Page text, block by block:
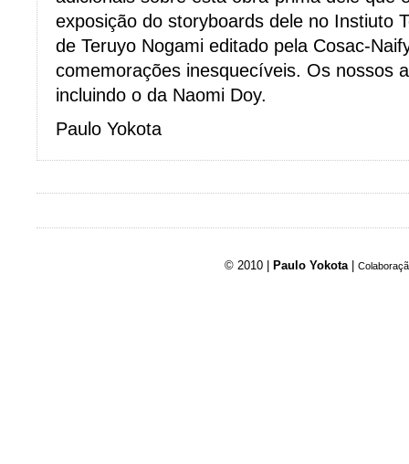
exposição do storyboards dele no Instiuto
de Teruyo Nogami editado pela Cosac-
comemorações inesquecíveis. Os nossos
incluindo o da Naomi Doy.
Paulo Yokota
© 2010 | Paulo Yokota |